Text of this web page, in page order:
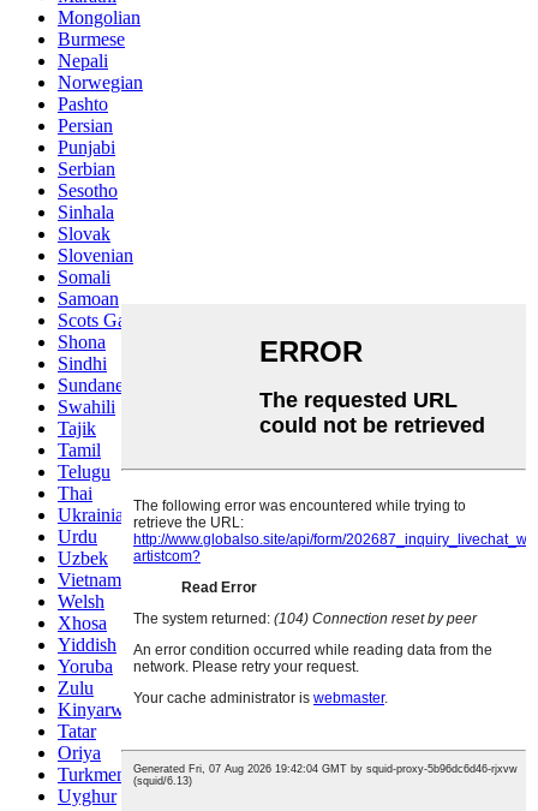
Mongolian
Burmese
Nepali
Norwegian
Pashto
Persian
Punjabi
Serbian
Sesotho
Sinhala
Slovak
Slovenian
Somali
Samoan
Scots Gaelic
Shona
Sindhi
Sundanese
Swahili
Tajik
Tamil
Telugu
Thai
Ukrainian
Urdu
Uzbek
Vietnamese
Welsh
Xhosa
Yiddish
Yoruba
Zulu
Kinyarwanda
Tatar
Oriya
Turkmen
Uyghur